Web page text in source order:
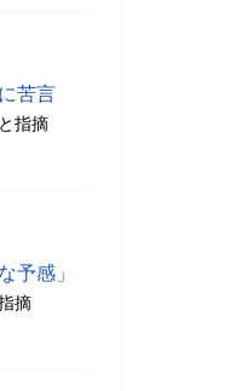
苦言
指摘
予感」
摘